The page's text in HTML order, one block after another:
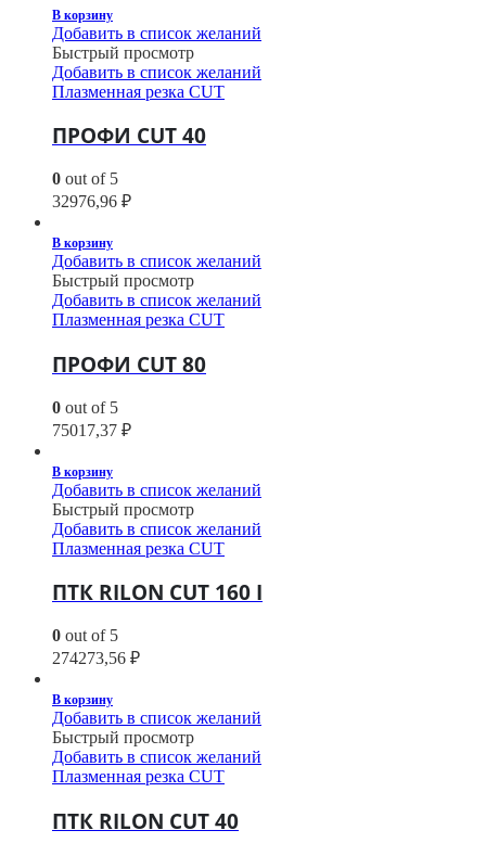
В корзину
Добавить в список желаний
Быстрый просмотр
Добавить в список желаний
Плазменная резка CUT
ПРОФИ CUT 40
0 out of 5
32976,96 ₽
В корзину
Добавить в список желаний
Быстрый просмотр
Добавить в список желаний
Плазменная резка CUT
ПРОФИ CUT 80
0 out of 5
75017,37 ₽
В корзину
Добавить в список желаний
Быстрый просмотр
Добавить в список желаний
Плазменная резка CUT
ПТК RILON CUT 160 I
0 out of 5
274273,56 ₽
В корзину
Добавить в список желаний
Быстрый просмотр
Добавить в список желаний
Плазменная резка CUT
ПТК RILON CUT 40